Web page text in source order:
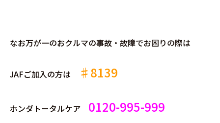
なお万が一のおクルマの事故・故障でお困りの際は
JAFご加入の方は ♯8139
ホンダトータルケア 0120-995-999